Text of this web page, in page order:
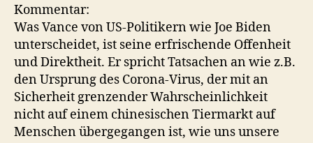
Kommentar:
Was Vance von US-Politikern wie Joe Biden
unterscheidet, ist seine erfrischende Offenheit
und Direktheit. Er spricht Tatsachen an wie z.B.
den Ursprung des Corona-Virus, der mit an
Sicherheit grenzender Wahrscheinlichkeit
nicht auf einem chinesischen Tiermarkt auf
Menschen übergegangen ist, wie uns unsere